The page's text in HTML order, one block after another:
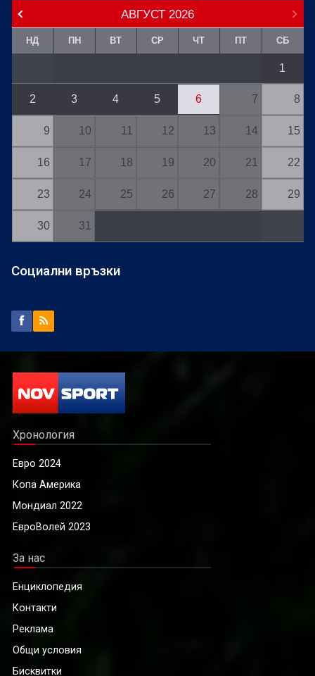
АВГУСТ 2026
НД ПН ВТ СР ЧТ ПТ СБ
1
2 3 4 5 6 7 8
9 10 11 12 13 14 15
16 17 18 19 20 21 22
23 24 25 26 27 28 29
30 31
Социални връзки
Хронология
Евро 2024
Копа Америка
Мондиал 2022
ЕвроВолей 2023
За нас
Енциклопедия
Контакти
Реклама
Общи условия
Бисквитки